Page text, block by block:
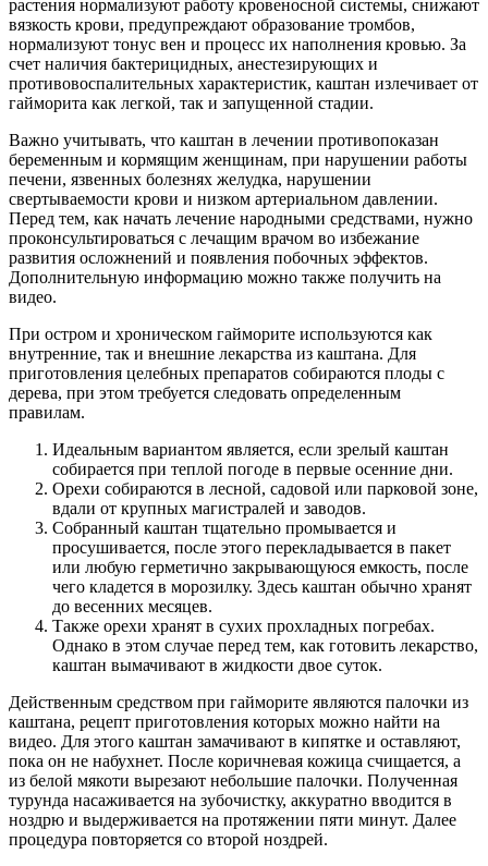
растения нормализуют работу кровеносной системы, снижают
вязкость крови, предупреждают образование тромбов,
нормализуют тонус вен и процесс их наполнения кровью. За
счет наличия бактерицидных, анестезирующих и
противовоспалительных характеристик, каштан излечивает от
гайморита как легкой, так и запущенной стадии.
Важно учитывать, что каштан в лечении противопоказан
беременным и кормящим женщинам, при нарушении работы
печени, язвенных болезнях желудка, нарушении
свертываемости крови и низком артериальном давлении.
Перед тем, как начать лечение народными средствами, нужно
проконсультироваться с лечащим врачом во избежание
развития осложнений и появления побочных эффектов.
Дополнительную информацию можно также получить на
видео.
При остром и хроническом гайморите используются как
внутренние, так и внешние лекарства из каштана. Для
приготовления целебных препаратов собираются плоды с
дерева, при этом требуется следовать определенным
правилам.
Идеальным вариантом является, если зрелый каштан
собирается при теплой погоде в первые осенние дни.
Орехи собираются в лесной, садовой или парковой зоне,
вдали от крупных магистралей и заводов.
Собранный каштан тщательно промывается и
просушивается, после этого перекладывается в пакет
или любую герметично закрывающуюся емкость, после
чего кладется в морозилку. Здесь каштан обычно хранят
до весенних месяцев.
Также орехи хранят в сухих прохладных погребах.
Однако в этом случае перед тем, как готовить лекарство,
каштан вымачивают в жидкости двое суток.
Действенным средством при гайморите являются палочки из
каштана, рецепт приготовления которых можно найти на
видео. Для этого каштан замачивают в кипятке и оставляют,
пока он не набухнет. После коричневая кожица счищается, а
из белой мякоти вырезают небольшие палочки. Полученная
турунда насаживается на зубочистку, аккуратно вводится в
ноздрю и выдерживается на протяжении пяти минут. Далее
процедура повторяется со второй ноздрей.